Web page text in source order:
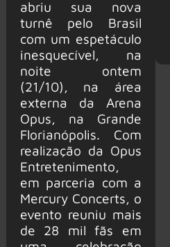
abriu sua nova
turnê pelo Brasil
com um espetáculo
inesquecível, na
noite ontem
(21/10), na área
externa da Arena
Opus, na Grande
Florianópolis. Com
realização da Opus
Entretenimento,
em parceria com a
Mercury Concerts, o
evento reuniu mais
de 28 mil fãs em